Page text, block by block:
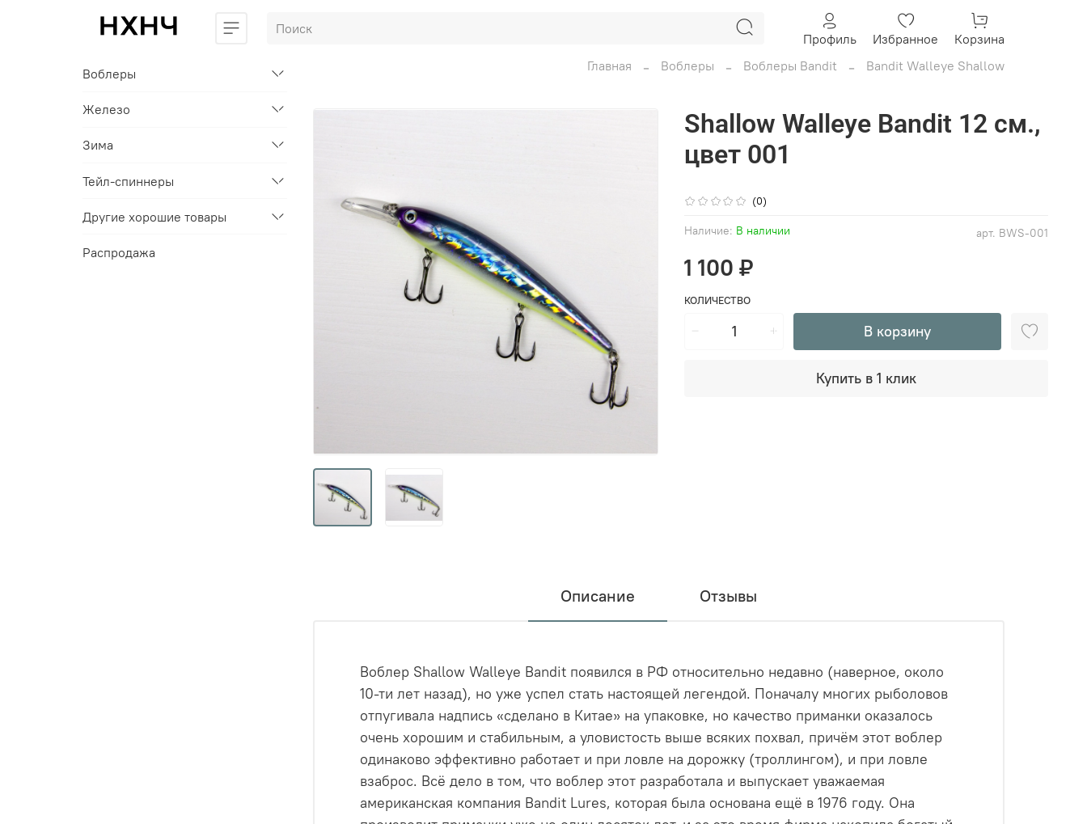
Профиль Избранное
Корзина
Главная
Воблеры Воблеры Bandit Bandit Walleye Shallow
(0)
арт. BWS-001
Наличие: В наличии
Shallow Walleye Bandit 12 см.,
цвет 001
1 100 ₽
КОЛИЧЕСТВО
В корзину
Купить в 1 клик
Описание Отзывы
Воблер Shallow Walleye Bandit появился в РФ относительно недавно (наверное, около
10-ти лет назад), но уже успел стать настоящей легендой. Поначалу многих рыболовов
отпугивала надпись «сделано в Китае» на упаковке, но качество приманки оказалось
очень хорошим и стабильным, а уловистость выше всяких похвал, причём этот воблер
одинаково эффективно работает и при ловле на дорожку (троллингом), и при ловле
взаброс. Всё дело в том, что воблер этот разработала и выпускает уважаемая
американская компания Bandit Lures, которая была основана ещё в 1976 году. Она
Воблеры
Железо
Зима
Тейл-спиннеры
Другие хорошие товары
Распродажа